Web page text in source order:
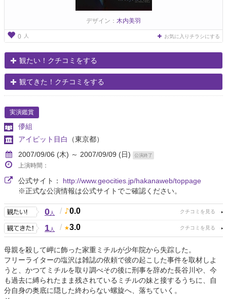
デザイン： 木内美羽
0 人 お気に入りチラシにする
観たい！クチコミをする
観てきた！クチコミをする
実演鑑賞
儚組
アイピット目白
（東京都）
2007/09/06 (木) ～ 2007/09/09 (日)
公演終了
上演時間：
公式サイト： http://www.geocities.jp/hakanaweb/toppage
※正式な公演情報は公式サイトでご確認ください。
0人 / 0.0
1人 / 3.0
母親を殺して岬に飾った家重ミチルが少年院から失踪した。
フリーライターの塩沢は雑誌の依頼で彼の起こした事件を取材しよ
うと、かつてミチルを取り調べその後に刑事を辞めた長谷川や、今
も過去に縛られたまま残されているミチルの妹と接するうちに、自
分自身の奥底に隠した終わらない螺旋へ、落ちていく。